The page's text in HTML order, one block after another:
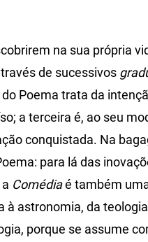
na sua própria
de sucessivos
Poema trata da
a terceira é, ao seu
conquistada. Na
para lá das
Comédiaé também
astronomia, da
porque se assume